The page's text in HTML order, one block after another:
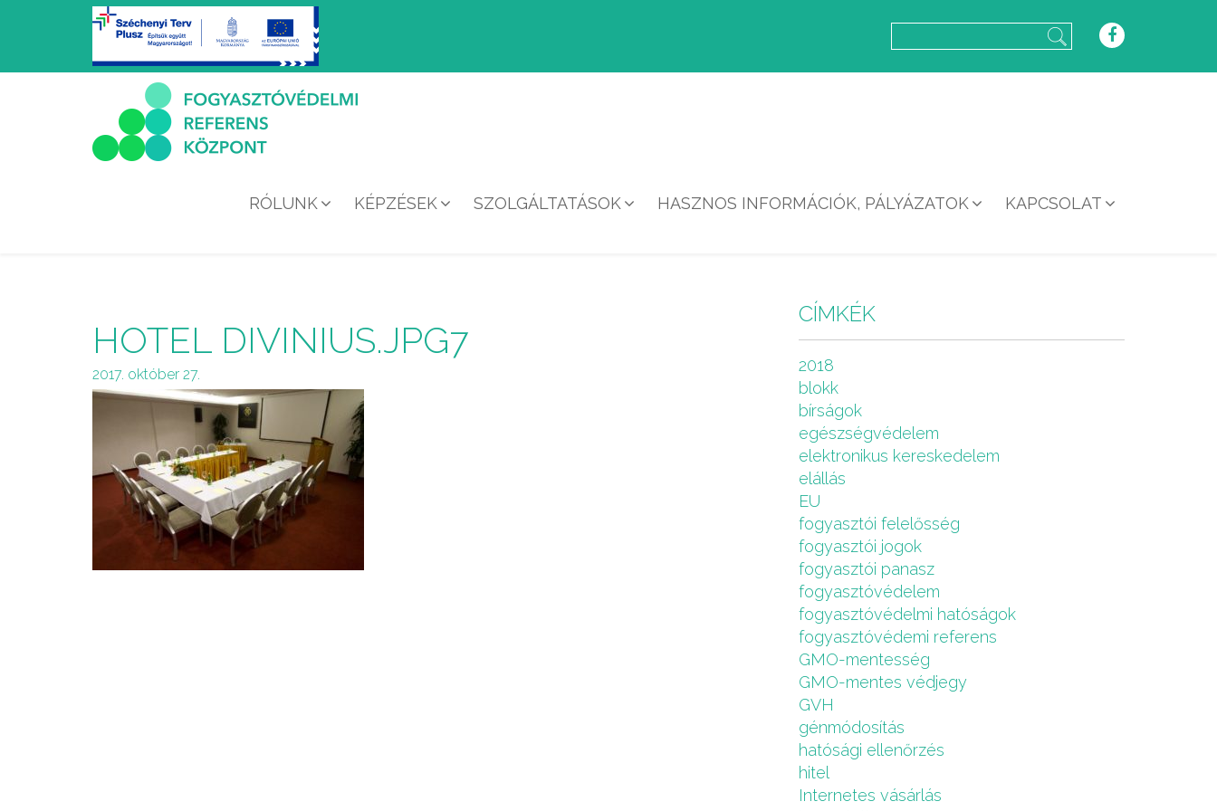
RÓLUNK KÉPZÉSEK SZOLGÁLTATÁSOK HASZNOS INFORMÁCIÓK, PÁLYÁZATOK KAPCSOLAT
HOTEL DIVINIUS.JPG7
2017. október 27.
CÍMKÉK
2018
blokk
bírságok
egészségvédelem
elektronikus kereskedelem
elállás
EU
fogyasztói felelősség
fogyasztói jogok
fogyasztói panasz
fogyasztóvédelem
fogyasztóvédelmi hatóságok
fogyasztóvédemi referens
GMO-mentesség
GMO-mentes védjegy
GVH
génmódosítás
hatósági ellenőrzés
hitel
Internetes vásárlás